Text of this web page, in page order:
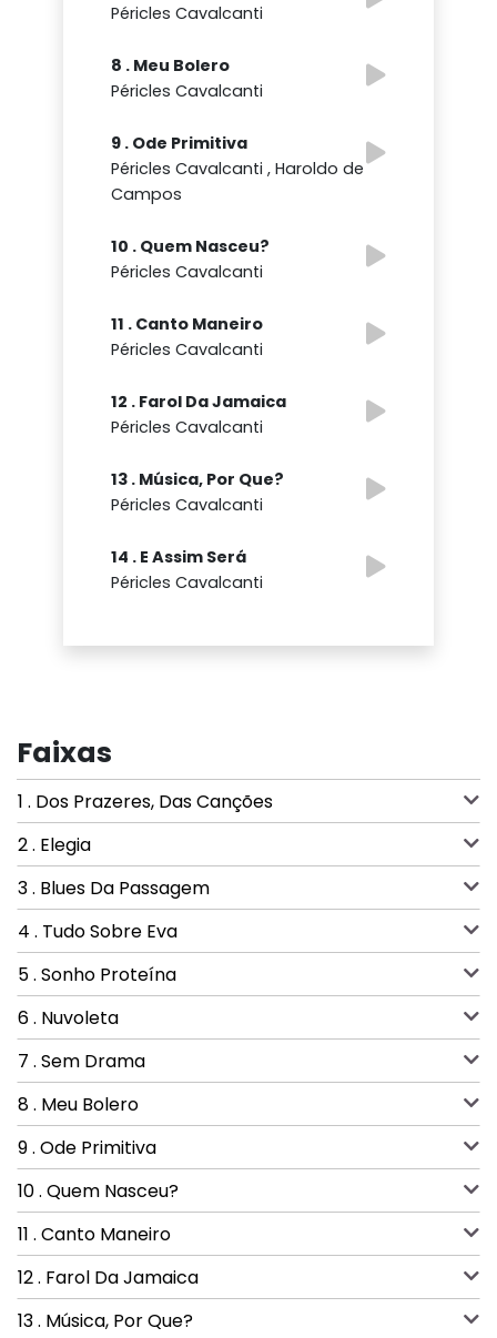
Péricles Cavalcanti
8 . Meu Bolero
Péricles Cavalcanti
9 . Ode Primitiva
Péricles Cavalcanti , Haroldo de
Campos
10 . Quem Nasceu?
Péricles Cavalcanti
11 . Canto Maneiro
Péricles Cavalcanti
12 . Farol Da Jamaica
Péricles Cavalcanti
13 . Música, Por Que?
Péricles Cavalcanti
14 . E Assim Será
Péricles Cavalcanti
Faixas
1 . Dos Prazeres, Das Canções
2 . Elegia
3 . Blues Da Passagem
4 . Tudo Sobre Eva
5 . Sonho Proteína
6 . Nuvoleta
7 . Sem Drama
8 . Meu Bolero
9 . Ode Primitiva
10 . Quem Nasceu?
11 . Canto Maneiro
12 . Farol Da Jamaica
13 . Música, Por Que?